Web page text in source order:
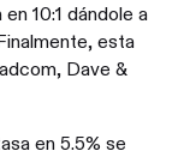
10:1 dándole a
esta
Dave &
en 5.5% se